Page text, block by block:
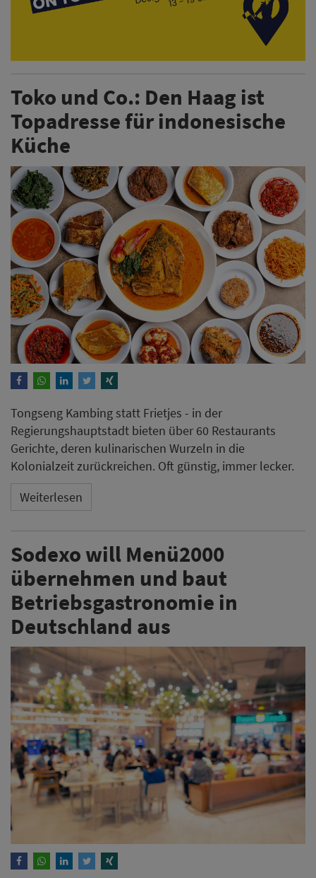
Toko und Co.: Den Haag ist
Topadresse für indonesische
Küche
Tongseng Kambing statt Frietjes - in der
Regierungshauptstadt bieten über 60 Restaurants
Gerichte, deren kulinarischen Wurzeln in die
Kolonialzeit zurückreichen. Oft günstig, immer lecker.
Weiterlesen
Sodexo will Menü2000
übernehmen und baut
Betriebsgastronomie in
Deutschland aus